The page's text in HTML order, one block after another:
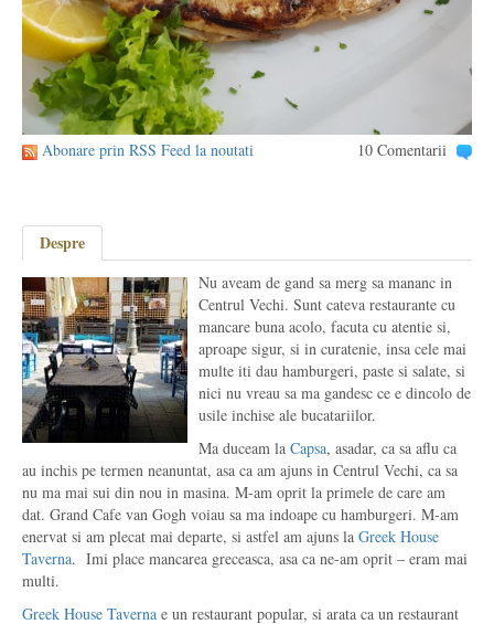
Abonare prin RSS Feed la noutati 10 Comentarii
Despre
Nu aveam de gand sa merg sa mananc in
Centrul Vechi. Sunt cateva restaurante cu
mancare buna acolo, facuta cu atentie si,
aproape sigur, si in curatenie, insa cele mai
multe iti dau hamburgeri, paste si salate, si
nici nu vreau sa ma gandesc ce e dincolo de
usile inchise ale bucatariilor.
Ma duceam la Capsa, asadar, ca sa aflu ca
au inchis pe termen neanuntat, asa ca am ajuns in Centrul Vechi, ca sa
nu ma mai sui din nou in masina. M-am oprit la primele de care am
dat. Grand Cafe van Gogh voiau sa ma indoape cu hamburgeri. M-am
enervat si am plecat mai departe, si astfel am ajuns la Greek House
Taverna. Imi place mancarea greceasca, asa ca ne-am oprit – eram mai
multi.
Greek House Taverna e un restaurant popular, si arata ca un restaurant